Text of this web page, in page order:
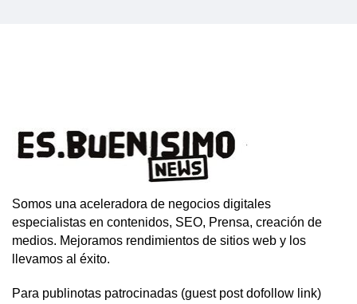
Somos una aceleradora de negocios digitales
especialistas en contenidos, SEO, Prensa, creación de
medios. Mejoramos rendimientos de sitios web y los
llevamos al éxito.
Para publinotas patrocinadas (guest post dofollow link)